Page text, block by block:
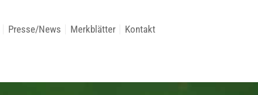
Presse/News Merkblätter Kontakt